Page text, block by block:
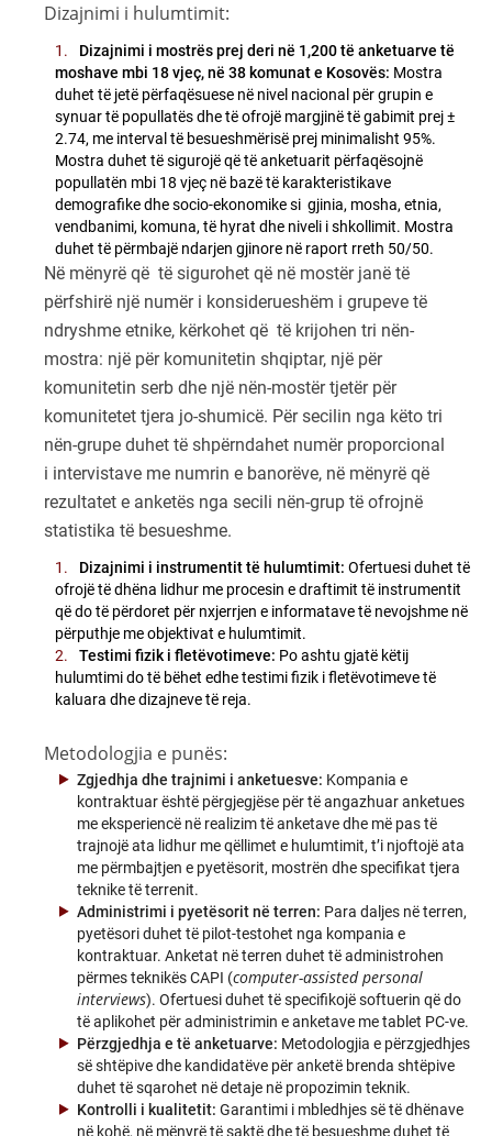
Dizajnimi i hulumtimit:
Dizajnimi i mostrës prej deri në 1,200 të anketuarve të
moshave mbi 18 vjeç, në 38 komunat e Kosovës: Mostra
duhet të jetë përfaqësuese në nivel nacional për grupin e
synuar të popullatës dhe të ofrojë margjinë të gabimit prej ±
2.74, me interval të besueshmërisë prej minimalisht 95%.
Mostra duhet të sigurojë që të anketuarit përfaqësojnë
popullatën mbi 18 vjeç në bazë të karakteristikave
demografike dhe socio-ekonomike si gjinia, mosha, etnia,
vendbanimi, komuna, të hyrat dhe niveli i shkollimit. Mostra
duhet të përmbajë ndarjen gjinore në raport rreth 50/50.
Në mënyrë që të sigurohet që në mostër janë të
përfshirë një numër i konsiderueshëm i grupeve të
ndryshme etnike, kërkohet që të krijohen tri nën-
mostra: një për komunitetin shqiptar, një për
komunitetin serb dhe një nën-mostër tjetër për
komunitetet tjera jo-shumicë. Për secilin nga këto tri
nën-grupe duhet të shpërndahet numër proporcional
i intervistave me numrin e banorëve, në mënyrë që
rezultatet e anketës nga secili nën-grup të ofrojnë
statistika të besueshme.
Dizajnimi i instrumentit të hulumtimit: Ofertuesi duhet të
ofrojë të dhëna lidhur me procesin e draftimit të instrumentit
që do të përdoret për nxjerrjen e informatave të nevojshme në
përputhje me objektivat e hulumtimit.
Testimi fizik i fletëvotimeve: Po ashtu gjatë këtij
hulumtimi do të bëhet edhe testimi fizik i fletëvotimeve të
kaluara dhe dizajneve të reja.
Metodologjia e punës:
Zgjedhja dhe trajnimi i anketuesve: Kompania e
kontraktuar është përgjegjëse për të angazhuar anketues
me eksperiencë në realizim të anketave dhe më pas të
trajnojë ata lidhur me qëllimet e hulumtimit, t’i njoftojë ata
me përmbajtjen e pyetësorit, mostrën dhe specifikat tjera
teknike të terrenit.
Administrimi i pyetësorit në terren: Para daljes në terren,
pyetësori duhet të pilot-testohet nga kompania e
kontraktuar. Anketat në terren duhet të administrohen
përmes teknikës CAPI (computer-assisted personal
interviews). Ofertuesi duhet të specifikojë softuerin që do
të aplikohet për administrimin e anketave me tablet PC-ve.
Përzgjedhja e të anketuarve: Metodologjia e përzgjedhjes
së shtëpive dhe kandidatëve për anketë brenda shtëpive
duhet të sqarohet në detaje në propozimin teknik.
Kontrolli i kualitetit: Garantimi i mbledhjes së të dhënave
në kohë, në mënyrë të saktë dhe të besueshme duhet të